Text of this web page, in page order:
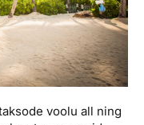
voolu all ning